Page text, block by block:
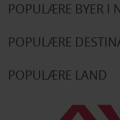
POPULÆRE BYER I
POPULÆRE
POPULÆRE LAND